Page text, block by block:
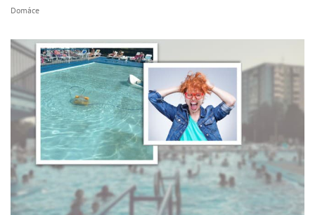
Domáce